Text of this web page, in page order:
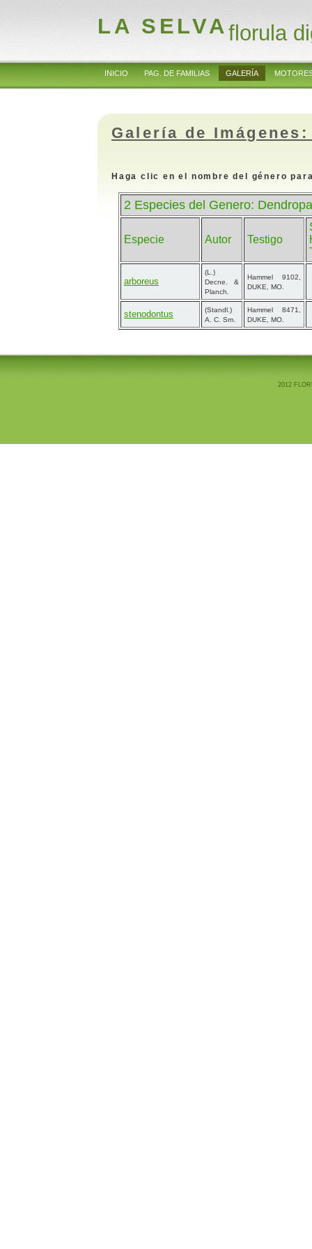
LA SELVAflorula
INICIO PAG. DE FAMILIAS GALERÍA
Galería de
Haga clic en el nombre del género
2 Especies del Genero:
Especie Autor Testigo
arboreus
(L.)
Decne. &
Planch.
Hammel 9102,
DUKE, MO.
stenodontus
(Standl.)
A. C. Sm.
Hammel 8471,
DUKE, MO.
2012